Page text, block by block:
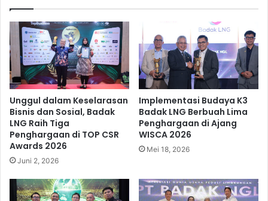
Unggul dalam Keselarasan
Bisnis dan Sosial, Badak
LNG Raih Tiga
Penghargaan di TOP CSR
Awards 2026
Juni 2, 2026
Implementasi Budaya K3
Badak LNG Berbuah Lima
Penghargaan di Ajang
WISCA 2026
Mei 18, 2026